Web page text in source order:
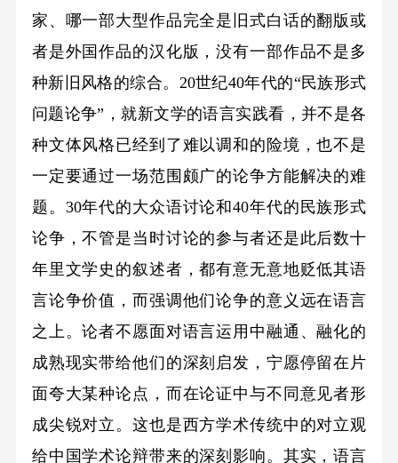
家、哪一部大型作品完全是旧式白话的翻版或
者是外国作品的汉化版，没有一部作品不是多
种新旧风格的综合。20世纪40年代的“民族形式
问题论争”，就新文学的语言实践看，并不是各
种文体风格已经到了难以调和的险境，也不是
一定要通过一场范围颇广的论争方能解决的难
题。30年代的大众语讨论和40年代的民族形式
论争，不管是当时讨论的参与者还是此后数十
年里文学史的叙述者，都有意无意地贬低其语
言论争价值，而强调他们论争的意义远在语言
之上。论者不愿面对语言运用中融通、融化的
成熟现实带给他们的深刻启发，宁愿停留在片
面夸大某种论点，而在论证中与不同意见者形
成尖锐对立。这也是西方学术传统中的对立观
给中国学术论辩带来的深刻影响。其实，语言